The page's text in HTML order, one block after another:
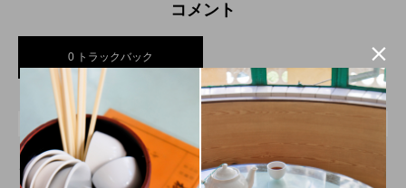
ンバージョンが際立つSHIFT HOTEL
SHIBUYA JINNAN
コメント
0 トラックバック
トラックバックURL
この記事へのトラックバックはありません。
